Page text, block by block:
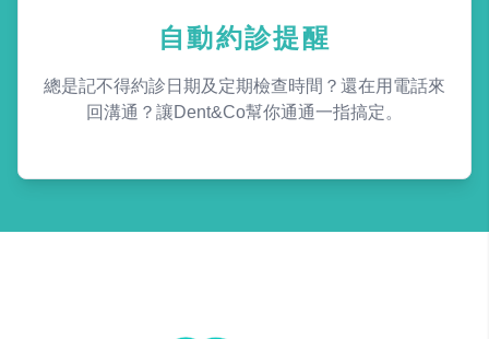
自動約診提醒
總是記不得約診日期及定期檢查時間？還在用電話來
回溝通？讓Dent&Co幫你通通一指搞定。